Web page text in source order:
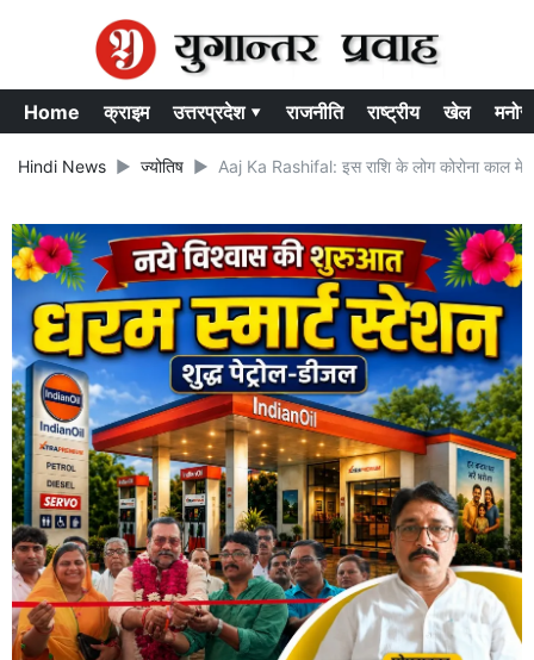
Home क्राइम उत्तरप्रदेश ▾ राजनीति राष्ट्रीय खेल
Hindi News ज्योतिष Aaj Ka Rashifal: इस राशि के लोग कोरोना काल मे